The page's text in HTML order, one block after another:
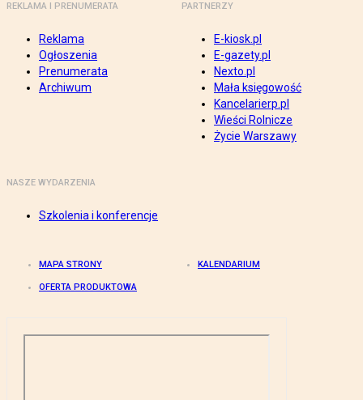
REKLAMA I PRENUMERATA
Reklama
Ogłoszenia
Prenumerata
Archiwum
PARTNERZY
E-kiosk.pl
E-gazety.pl
Nexto.pl
Mała księgowość
Kancelarierp.pl
Wieści Rolnicze
Życie Warszawy
NASZE WYDARZENIA
Szkolenia i konferencje
MAPA STRONY KALENDARIUM
OFERTA PRODUKTOWA